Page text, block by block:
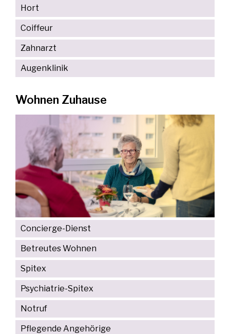
Hort
Coiffeur
Zahnarzt
Augenklinik
Wohnen Zuhause
Concierge-Dienst
Betreutes Wohnen
Spitex
Psychiatrie-Spitex
Notruf
Pflegende Angehörige